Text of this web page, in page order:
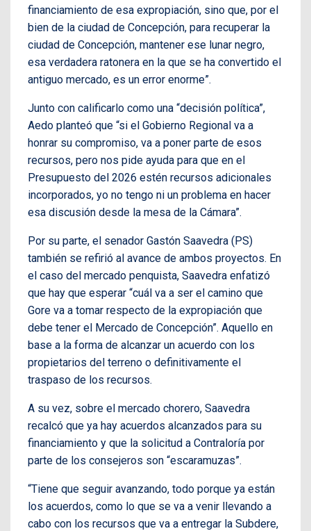
financiamiento de esa expropiación, sino que, por el
bien de la ciudad de Concepción, para recuperar la
ciudad de Concepción, mantener ese lunar negro,
esa verdadera ratonera en la que se ha convertido el
antiguo mercado, es un error enorme”.
Junto con calificarlo como una “decisión política”,
Aedo planteó que “si el Gobierno Regional va a
honrar su compromiso, va a poner parte de esos
recursos, pero nos pide ayuda para que en el
Presupuesto del 2026 estén recursos adicionales
incorporados, yo no tengo ni un problema en hacer
esa discusión desde la mesa de la Cámara”.
Por su parte, el senador Gastón Saavedra (PS)
también se refirió al avance de ambos proyectos. En
el caso del mercado penquista, Saavedra enfatizó
que hay que esperar “cuál va a ser el camino que
Gore va a tomar respecto de la expropiación que
debe tener el Mercado de Concepción”. Aquello en
base a la forma de alcanzar un acuerdo con los
propietarios del terreno o definitivamente el
traspaso de los recursos.
A su vez, sobre el mercado chorero, Saavedra
recalcó que ya hay acuerdos alcanzados para su
financiamiento y que la solicitud a Contraloría por
parte de los consejeros son “escaramuzas”.
“Tiene que seguir avanzando, todo porque ya están
los acuerdos, como lo que se va a venir llevando a
cabo con los recursos que va a entregar la Subdere,